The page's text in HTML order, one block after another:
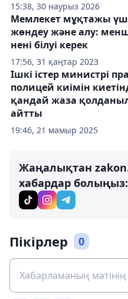
15:38, 30 наурыз 2026
17:56, 31 қаңтар 2023
Мемлекет мұқтажы
жөндеу және алу:
нені білуі керек
19:46, 21 мамыр 2025
Ішкі істер министрі
полицей киімін
қандай жаза
айтты
Жаңалықтан
хабардар болыңыз:
Пікірлер 0